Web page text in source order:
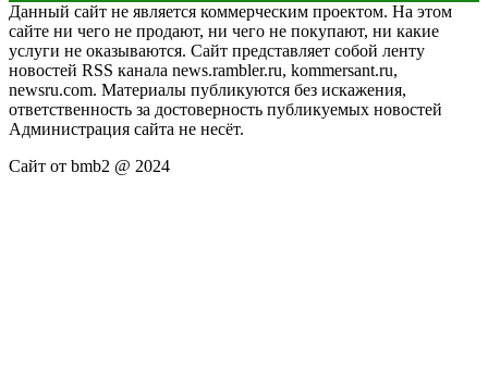
Данный сайт не является коммерческим проектом. На этом
сайте ни чего не продают, ни чего не покупают, ни какие
услуги не оказываются. Сайт представляет собой ленту
новостей RSS канала news.rambler.ru, kommersant.ru,
newsru.com. Материалы публикуются без искажения,
ответственность за достоверность публикуемых новостей
Администрация сайта не несёт.
Сайт от bmb2 @ 2024